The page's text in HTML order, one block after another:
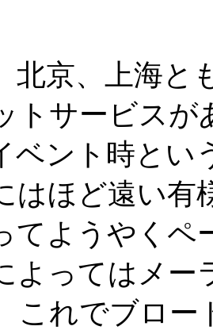
京、上海と
トサービス
ベント時とい
はほど遠い
てようやくペ
よってはメー
これでブロ